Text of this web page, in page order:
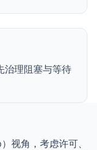
治理阻塞与等待
视角，考虑许可、